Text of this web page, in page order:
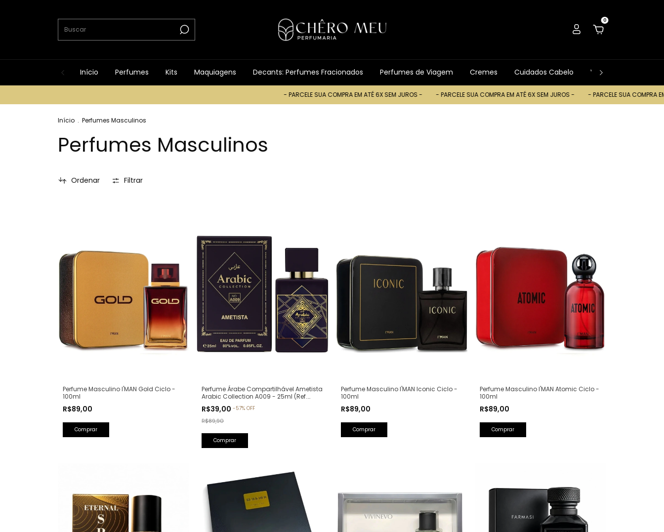
0
Início Perfumes Kits Maquiagens Decants: Perfumes Fracionados Perfumes de Viagem Cremes Cuidados Cabelo Ver Tudo
- PARCELE SUA COMPRA EM ATÉ 6X SEM JUROS - - PARCELE SUA COMPRA EM ATÉ 6X SEM JUROS - - PARCELE SUA COMPRA EM ATÉ
Início . Perfumes Masculinos
Perfumes Masculinos
Ordenar Filtrar
Perfume Masculino I'MAN Gold Ciclo -
100ml
R$89,00
Perfume Árabe Compartilhável Ametista
Arabic Collection A009 - 25ml (Ref.
Lattafa)
R$39,00-57%OFF
R$89,90
Perfume Masculino I'MAN Iconic Ciclo -
100ml
R$89,00
Perfume Masculino I'MAN Atomic Ciclo -
100ml
R$89,00